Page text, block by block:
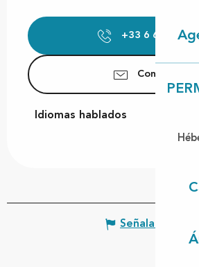
+33 6 61 73
Contáctenos
Idiomas hablados
Idiomas hablados
Señalar un